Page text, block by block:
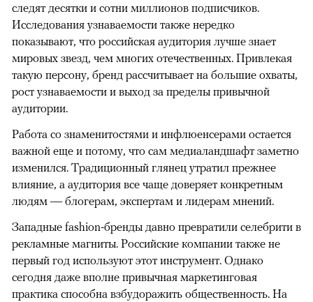
следят десятки и сотни миллионов подписчиков.
Исследования узнаваемости также нередко
показывают, что российская аудитория лучше знает
мировых звезд, чем многих отечественных. Привлекая
такую персону, бренд рассчитывает на большие охваты,
рост узнаваемости и выход за пределы привычной
аудитории.
Работа со знаменитостями и инфлюенсерами остается
важной еще и потому, что сам медиаландшафт заметно
изменился. Традиционный глянец утратил прежнее
влияние, а аудитория все чаще доверяет конкретным
людям — блогерам, экспертам и лидерам мнений.
Западные fashion-бренды давно превратили селебрити в
рекламные магниты. Российские компании также не
первый год используют этот инструмент. Однако
сегодня даже вполне привычная маркетинговая
практика способна взбудоражить общественность. На